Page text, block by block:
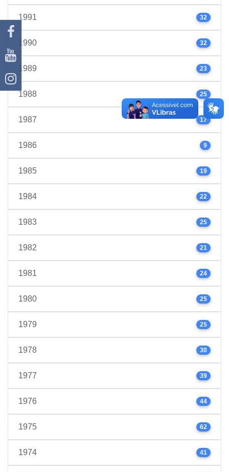
1991 32
1990 32
1989 23
1988 25
1987 17
1986 9
1985 19
1984 22
1983 25
1982 21
1981 24
1980 25
1979 25
1978 30
1977 39
1976 44
1975 62
1974 41